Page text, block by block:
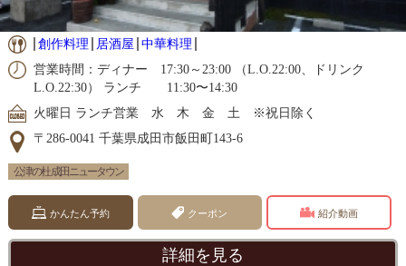
創作料理 居酒屋 中華料理
営業時間：ディナー 17:30～23:00 （L.O.22:00、ドリンク
L.O.22:30） ランチ 11:30〜14:30
火曜日 ランチ営業 水 木 金 土 ※祝日除く
〒286-0041 千葉県成田市飯田町143-6
公津の杜 成田ニュータウン
かんたん予約 クーポン 紹介動画
詳細を見る